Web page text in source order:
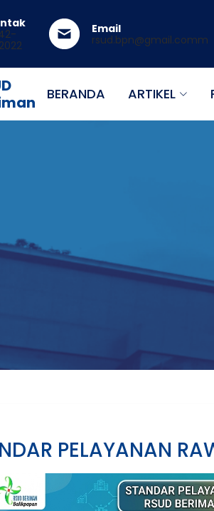
Email
rsud.bpn@gmail.comm
BERANDA ARTIKEL
PELAYANAN